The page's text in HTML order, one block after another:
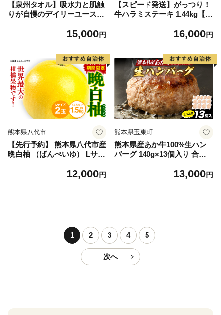
【泉州タオル】吸水力と肌触
りが自慢のデイリーユースバ
トグレー 4枚【配送不可地
15,000円
【スピード発送】がっつり！
牛ハラミステーキ 1.44kg【氷
g×4パック 牛肉 すてーき 焼
16,000円
熊本県八代市
【先行予約】 熊本県八代市産
晩白柚 （ばんぺいゆ） Lサイ
もの フルーツ おやつ 特産 熊
12,000円
熊本県玉東町
熊本県産あか牛100%生ハン
バーグ 140g×13個入り 合計1
に出荷予定(土日祝除く)》熊
13,000円
1 2 3 4 5
次へ